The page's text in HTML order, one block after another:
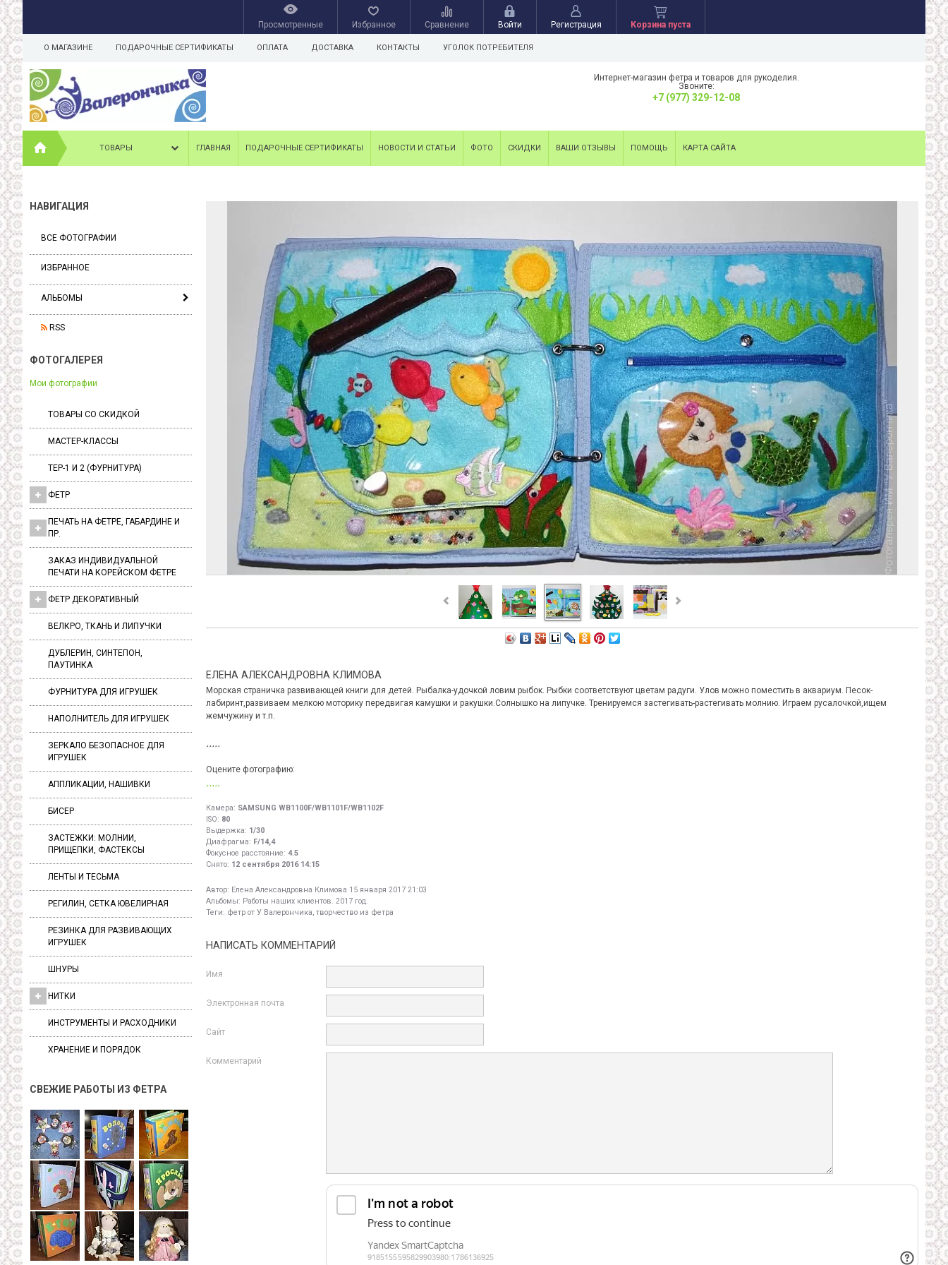
Просмотренные Избранное Сравнение Войти Регистрация Корзина пуста
О МАГАЗИНЕ ПОДАРОЧНЫЕ СЕРТИФИКАТЫ ОПЛАТА ДОСТАВКА КОНТАКТЫ УГОЛОК ПОТРЕБИТЕЛЯ
Интернет-магазин фетра и товаров для рукоделия.
Звоните:
+7 (977) 329-12-08
ТОВАРЫ ГЛАВНАЯ ПОДАРОЧНЫЕ СЕРТИФИКАТЫ НОВОСТИ И СТАТЬИ ФОТО СКИДКИ ВАШИ ОТЗЫВЫ ПОМОЩЬ КАРТА САЙТА
НАВИГАЦИЯ
ВСЕ ФОТОГРАФИИ
ИЗБРАННОЕ
АЛЬБОМЫ
RSS
ФОТОГАЛЕРЕЯ
Мои фотографии
ТОВАРЫ СО СКИДКОЙ
МАСТЕР-КЛАССЫ
ТЕР-1 И 2 (ФУРНИТУРА)
ФЕТР
ПЕЧАТЬ НА ФЕТРЕ, ГАБАРДИНЕ И
ПР.
ЗАКАЗ ИНДИВИДУАЛЬНОЙ
ПЕЧАТИ НА КОРЕЙСКОМ ФЕТРЕ
ФЕТР ДЕКОРАТИВНЫЙ
ВЕЛКРО, ТКАНЬ И ЛИПУЧКИ
ДУБЛЕРИН, СИНТЕПОН,
ПАУТИНКА
ФУРНИТУРА ДЛЯ ИГРУШЕК
НАПОЛНИТЕЛЬ ДЛЯ ИГРУШЕК
ЗЕРКАЛО БЕЗОПАСНОЕ ДЛЯ
ИГРУШЕК
АППЛИКАЦИИ, НАШИВКИ
БИСЕР
ЗАСТЕЖКИ: МОЛНИИ,
ПРИЩЕПКИ, ФАСТЕКСЫ
ЛЕНТЫ И ТЕСЬМА
РЕГИЛИН, СЕТКА ЮВЕЛИРНАЯ
РЕЗИНКА ДЛЯ РАЗВИВАЮЩИХ
ИГРУШЕК
ШНУРЫ
НИТКИ
ИНСТРУМЕНТЫ И РАСХОДНИКИ
ХРАНЕНИЕ И ПОРЯДОК
СВЕЖИЕ РАБОТЫ ИЗ ФЕТРА
ЕЛЕНА АЛЕКСАНДРОВНА КЛИМОВА
Морская страничка развивающей книги для детей. Рыбалка-удочкой ловим рыбок. Рыбки соответствуют цветам радуги. Улов можно поместить в аквариум. Песок-
лабиринт,развиваем мелкою моторику передвигая камушки и ракушки.Солнышко на липучке. Тренируемся застегивать-растегивать молнию. Играем русалочкой,ищем
жемчужину и т.п.
Оцените фотографию:
Камера: SAMSUNG WB1100F/WB1101F/WB1102F
ISO: 80
Выдержка: 1/30
Диафрагма: F/14,4
Фокусное расстояние: 4.5
Снято: 12 сентября 2016 14:15
Автор: Елена Александровна Климова 15 января 2017 21:03
Альбомы: Работы наших клиентов. 2017 год.
Теги: фетр от У Валерончика, творчество из фетра
НАПИСАТЬ КОММЕНТАРИЙ
Имя
Электронная почта
Сайт
Комментарий